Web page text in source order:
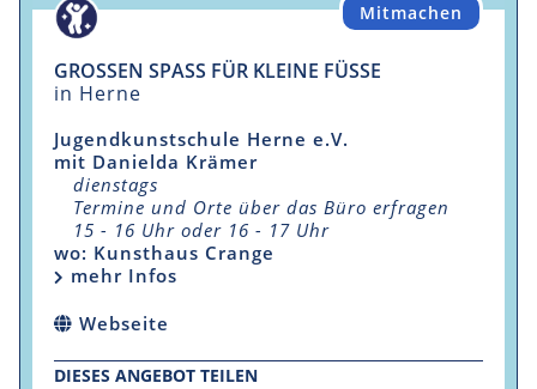
Mitmachen
GROSSEN SPASS FÜR KLEINE FÜSSE
in Herne
Jugendkunstschule Herne e.V.
mit Danielda Krämer
dienstags
Termine und Orte über das Büro erfragen
15 - 16 Uhr oder 16 - 17 Uhr
wo: Kunsthaus Crange
mehr Infos
Webseite
DIESES ANGEBOT TEILEN